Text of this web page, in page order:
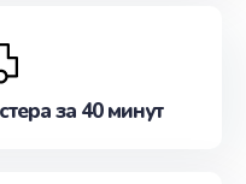
за 40 минут